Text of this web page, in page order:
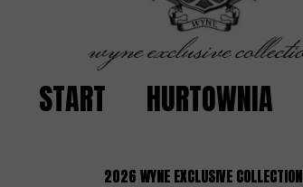
START HURTOWNIA
2026 WYNE EXCLUSIVE COLLECTION